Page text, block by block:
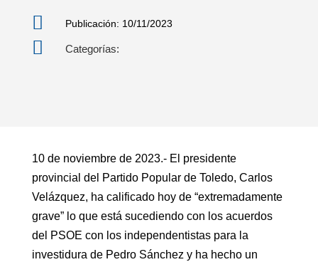
 Publicación: 10/11/2023
 Categorías:
10 de noviembre de 2023.- El presidente
provincial del Partido Popular de Toledo, Carlos
Velázquez, ha calificado hoy de “extremadamente
grave” lo que está sucediendo con los acuerdos
del PSOE con los independentistas para la
investidura de Pedro Sánchez y ha hecho un